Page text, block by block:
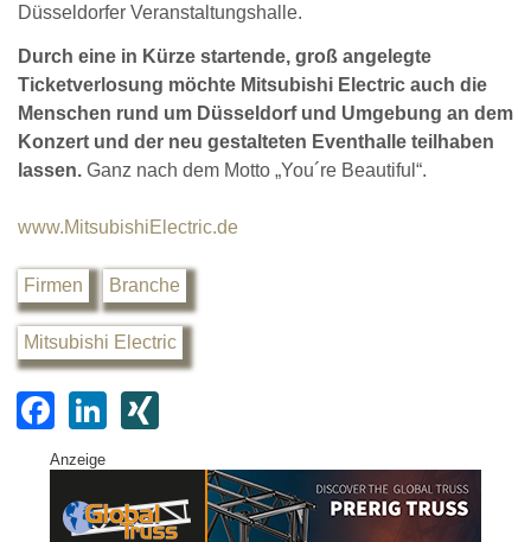
Düsseldorfer Veranstaltungshalle.
Durch eine in Kürze startende, groß angelegte
Ticketverlosung möchte Mitsubishi Electric auch die
Menschen rund um Düsseldorf und Umgebung an dem
Konzert und der neu gestalteten Eventhalle teilhaben
lassen. Ganz nach dem Motto „You´re Beautiful“.
www.MitsubishiElectric.de
Firmen Branche
Mitsubishi Electric
F
a
c
e
Li
k
e
G
Anzeige